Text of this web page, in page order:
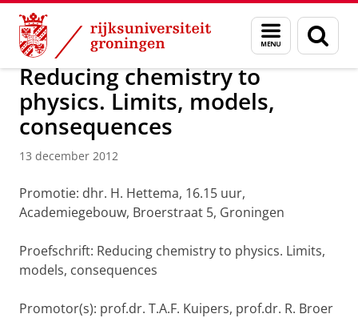
Skip
Content
Skip
Navigation
Menu
en
zoeken
Over ons Actueel Nieuws Nieuwsberichten
Reducing chemistry to
physics. Limits, models,
consequences
13 december 2012
Promotie: dhr. H. Hettema, 16.15 uur,
Academiegebouw, Broerstraat 5, Groningen
Proefschrift: Reducing chemistry to physics. Limits,
models, consequences
Promotor(s): prof.dr. T.A.F. Kuipers, prof.dr. R. Broer